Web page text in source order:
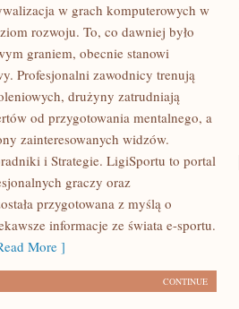
w grach komputerowych w
rozwoju. To, co dawniej było
graniem, obecnie stanowi
Profesjonalni zawodnicy trenują
drużyny zatrudniają
od przygotowania mentalnego, a
zainteresowanych widzów.
i Strategie. LigiSportu to portal
graczy oraz
przygotowana z myślą o
informacje ze świata e-sportu.
More ]
CONTINUE